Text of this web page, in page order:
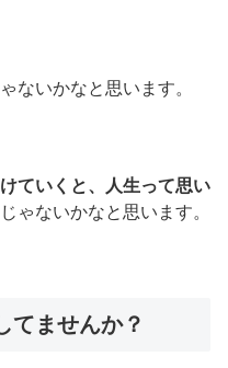
ないかなと思います。
ていくと、人生って思い
ゃないかなと思います。
てませんか？